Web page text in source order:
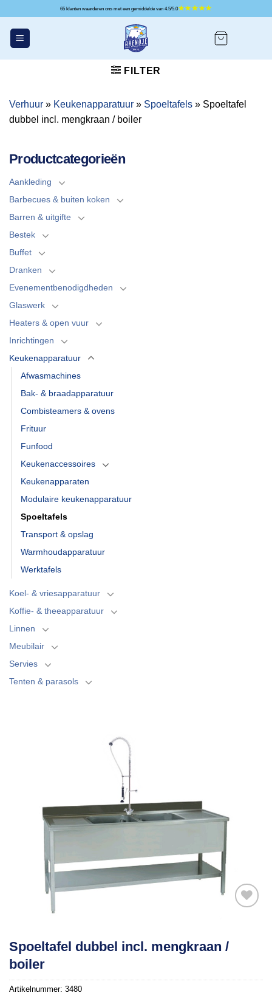
inhoud
65 klanten waarderen ons met een gemiddelde van 4.5/5.0
FILTER
Verhuur » Keukenapparatuur » Spoeltafels » Spoeltafel
dubbel incl. mengkraan / boiler
Productcategorieën
Aankleding
Barbecues & buiten koken
Barren & uitgifte
Bestek
Buffet
Dranken
Evenementbenodigdheden
Glaswerk
Heaters & open vuur
Inrichtingen
Keukenapparatuur
Afwasmachines
Bak- & braadapparatuur
Combisteamers & ovens
Frituur
Funfood
Keukenaccessoires
Keukenapparaten
Modulaire keukenapparatuur
Spoeltafels
Transport & opslag
Warmhoudapparatuur
Werktafels
Koel- & vriesapparatuur
Koffie- & theeapparatuur
Linnen
Meubilair
Servies
Tenten & parasols
Toevoegen
Spoeltafel dubbel incl. mengkraan /
boiler
Artikelnummer: 3480